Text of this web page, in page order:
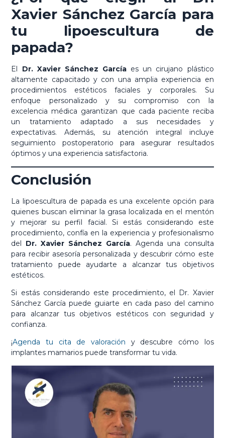
Xavier Sánchez García para
tu lipoescultura de
papada?
El Dr. Xavier Sánchez García es un cirujano plástico
altamente capacitado y con una amplia experiencia en
procedimientos estéticos faciales y corporales. Su
enfoque personalizado y su compromiso con la
excelencia médica garantizan que cada paciente reciba
un tratamiento adaptado a sus necesidades y
expectativas. Además, su atención integral incluye
seguimiento postoperatorio para asegurar resultados
óptimos y una experiencia satisfactoria.
Conclusión
La lipoescultura de papada es una excelente opción para
quienes buscan eliminar la grasa localizada en el mentón
y mejorar su perfil facial. Si estás considerando este
procedimiento, confía en la experiencia y profesionalismo
del Dr. Xavier Sánchez García. Agenda una consulta
para recibir asesoría personalizada y descubrir cómo este
tratamiento puede ayudarte a alcanzar tus objetivos
estéticos.
Si estás considerando este procedimiento, el Dr. Xavier
Sánchez García puede guiarte en cada paso del camino
para alcanzar tus objetivos estéticos con seguridad y
confianza.
¡Agenda tu cita de valoración y descubre cómo los
implantes mamarios puede transformar tu vida.